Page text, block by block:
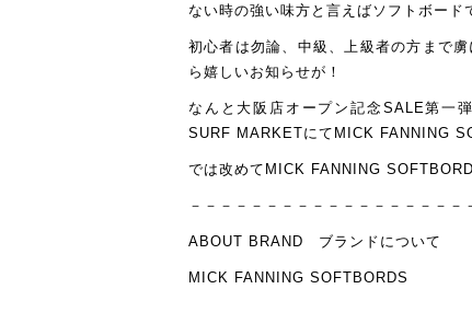
ない時の強い味方と言えばソフトボード
初心者は勿論、中級、上級者の方まで
ら嬉しいお知らせが！
なんと大阪店オープン記念SALE第一
SURF MARKETにてMICK FANNING
では改めてMICK FANNING
－－－－－－－－－－－－－－－－－
ABOUT BRAND ブランドについて
MICK FANNING SOFTBORDS